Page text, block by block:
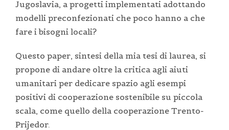
Jugoslavia, a progetti implementati adottando
modelli preconfezionati che poco hanno a che
fare i bisogni locali?
Questo paper, sintesi della mia tesi di laurea, si
propone di andare oltre la critica agli aiuti
umanitari per dedicare spazio agli esempi
positivi di cooperazione sostenibile su piccola
scala, come quello della cooperazione Trento-
Prijedor.